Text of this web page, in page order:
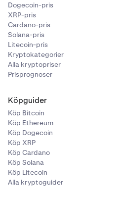
Dogecoin-pris
XRP-pris
Cardano-pris
Solana-pris
Litecoin-pris
Kryptokategorier
Alla kryptopriser
Prisprognoser
Köpguider
Köp Bitcoin
Köp Ethereum
Köp Dogecoin
Köp XRP
Köp Cardano
Köp Solana
Köp Litecoin
Alla kryptoguider